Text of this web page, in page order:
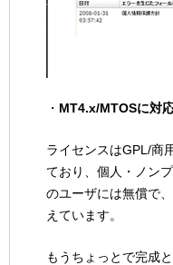
・ MT4.x/MTOSに対
ライセンスはGPL/商
ており、個人・ノン
のユーザには無償で
えています。
もうちょっとで完成